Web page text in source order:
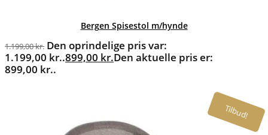
Bergen Spisestol m/hynde
1.199,00kr. Den oprindelige pris var:
1.199,00 kr..899,00 kr.Den aktuelle pris er:
899,00 kr..
Tilbud!